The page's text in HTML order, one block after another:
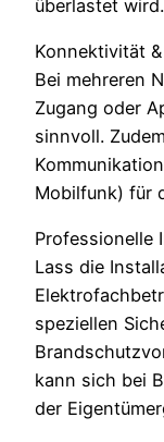
überlastet wird.
Konnektivität
Bei mehreren
Zugang oder
sinnvoll.
Mobilfunk) für
Professionelle
Lass die
speziellen
kann sich bei
der